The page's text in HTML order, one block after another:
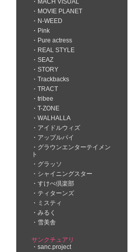
MOVIE PLANET
N-WEED
Pink
Pure actress
REAL STYLE
SEAZ
STORY
Trackbacks
TRACT
tribee
T-ZONE
WALHALLA
アイドルウィズ
アップルパイ
グラウンエンターテイメン
ト
グラッソ
シャイニングスター
すけべ倶楽部
ティターンズ
ミスティ
みるく
雪美舎
サンクチュアリ
sanc.project